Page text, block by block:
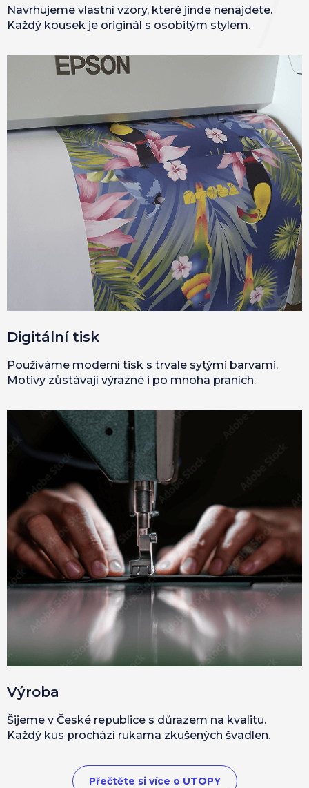
Navrhujeme vlastní vzory, které jinde nenajdete.
Každý kousek je originál s osobitým stylem.
Digitální tisk
Používáme moderní tisk s trvale sytými barvami.
Motivy zůstávají výrazné i po mnoha praních.
Výroba
Šijeme v České republice s důrazem na kvalitu.
Každý kus prochází rukama zkušených švadlen.
Přečtěte si více o UTOPY